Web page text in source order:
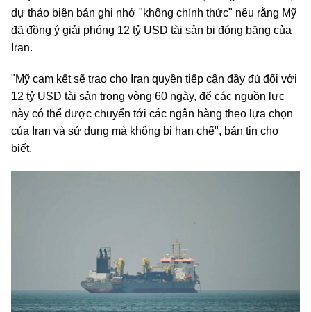
dự thảo biên bản ghi nhớ "không chính thức" nêu rằng Mỹ
đã đồng ý giải phóng 12 tỷ USD tài sản bị đóng băng của
Iran.
"Mỹ cam kết sẽ trao cho Iran quyền tiếp cận đầy đủ đối với
12 tỷ USD tài sản trong vòng 60 ngày, để các nguồn lực
này có thể được chuyển tới các ngân hàng theo lựa chọn
của Iran và sử dụng mà không bị hạn chế", bản tin cho
biết.